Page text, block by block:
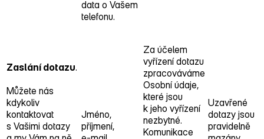
data o Vašem
telefonu.
Zaslání dotazu.
Můžete nás
kdykoliv
kontaktovat
s Vašimi dotazy
Jméno,
příjmení,
Za účelem
vyřízení dotazu
zpracováváme
Osobní údaje,
které jsou
k jeho vyřízení
nezbytné.
Komunikace
Uzavřené
dotazy jsou
pravidelně